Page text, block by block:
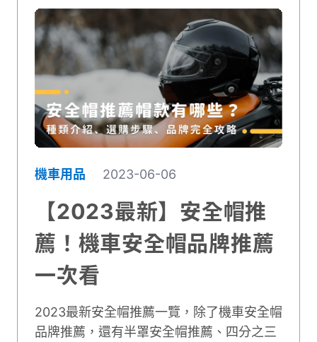
機車用品 2023-06-06
【2023最新】安全帽推
薦！機車安全帽品牌推薦
一次看
2023最新安全帽推薦一覽，除了機車安全帽
品牌推薦，還有半罩安全帽推薦、四分之三